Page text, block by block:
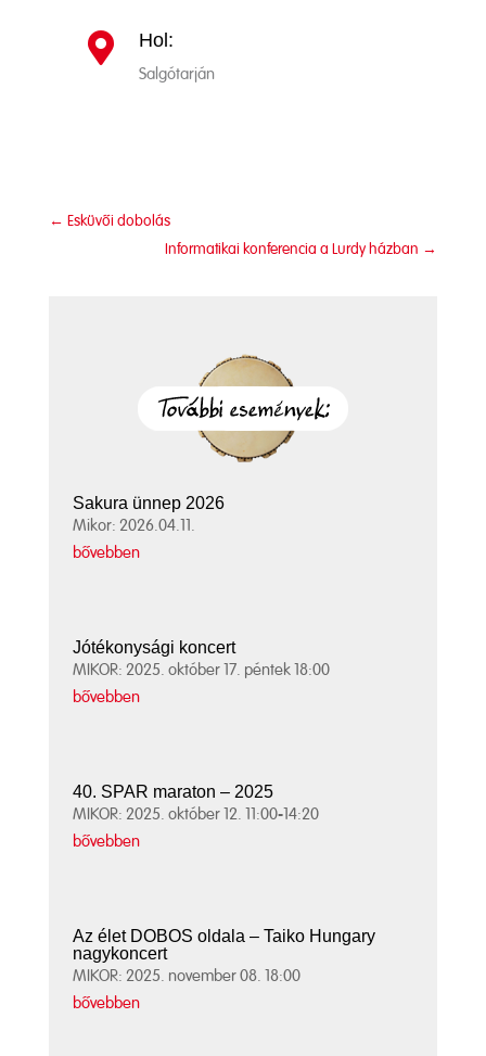
 Hol:
Salgótarján
← Esküvői dobolás
Informatikai konferencia a Lurdy házban →
Sakura ünnep 2026
Mikor: 2026.04.11.
bővebben
Jótékonysági koncert
MIKOR: 2025. október 17. péntek 18:00
bővebben
40. SPAR maraton – 2025
MIKOR: 2025. október 12. 11:00-14:20
bővebben
Az élet DOBOS oldala – Taiko Hungary
nagykoncert
MIKOR: 2025. november 08. 18:00
bővebben